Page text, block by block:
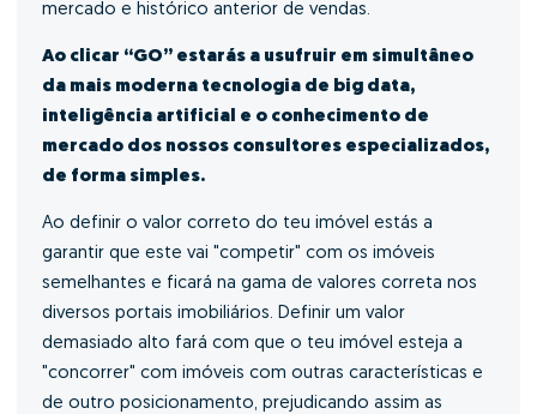
mercado e histórico anterior de vendas.
Ao clicar “GO” estarás a usufruir em simultâneo
da mais moderna tecnologia de big data,
inteligência artificial e o conhecimento de
mercado dos nossos consultores especializados,
de forma simples.
Ao definir o valor correto do teu imóvel estás a
garantir que este vai "competir" com os imóveis
semelhantes e ficará na gama de valores correta nos
diversos portais imobiliários. Definir um valor
demasiado alto fará com que o teu imóvel esteja a
"concorrer" com imóveis com outras características e
de outro posicionamento, prejudicando assim as